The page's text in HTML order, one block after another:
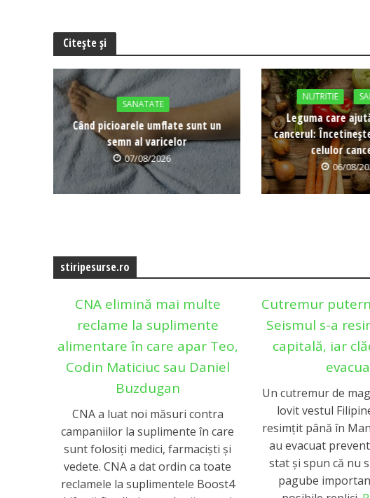
Citește și
SANATATE
Când picioarele umflate sunt un
semn al varicelor
07/08/2026
NUTRITIE
Leguma care
cancerul:
celulor
06/08/
stiripesurse.ro
CNA elimină mai multe
reclame la suplimente
alimentare în care apar Teo,
Codin Maticiuc sau Daniel
Buzdugan
CNA a luat noi măsuri contra
campaniilor la suplimente în care
sunt folosiţi medici, farmacişti şi
vedete. CNA a dat ordin ca toate
reclamele la suplimentele Boost4
Cutremur
Seismul s-a
capitală, iar
Un cutremur de
lovit vestul
resimțit până în
au evacuat
stat și spun că nu
pagube